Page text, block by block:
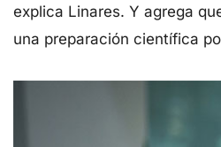
explica Linares. Y agrega
una preparación científica